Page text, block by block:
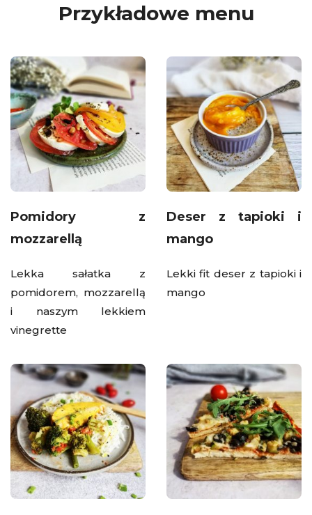
Przykładowe menu
Pomidory z
mozzarellą
Lekka sałatka z
pomidorem, mozzarellą
i naszym lekkiem
vinegrette
Deser z tapioki i
mango
Lekki fit deser z tapioki i
mango